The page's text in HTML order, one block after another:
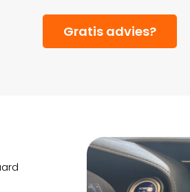
Gratis advies?